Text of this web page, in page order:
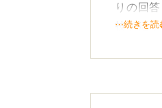
りの回
技を活
子ども
⋯続きを読